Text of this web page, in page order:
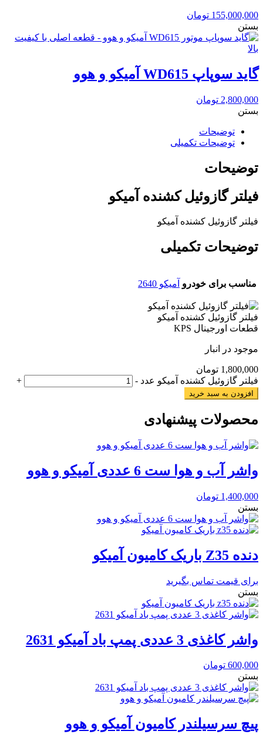
155,000,000 تومان
بستن
گاید سوپاپ WD615 آمیکو و هوو
2,800,000 تومان
بستن
توضیحات
توضیحات تکمیلی
توضیحات
فیلتر گازوئیل کشنده آمیکو
فیلتر گازوئیل کشنده آمیکو
توضیحات تکمیلی
مناسب برای خودرو آمیکو 2640
فیلتر گازوئیل کشنده آمیکو
قطعات اورجینال KPS
موجود در انبار
1,800,000 تومان
فیلتر گازوئیل کشنده آمیکو عدد -
+
افزودن به سبد خرید
محصولات پیشنهادی
واشر آب و هوا ست 6 عددی آمیکو و هوو
1,400,000 تومان
بستن
دنده Z35 باریک کامیون آمیکو
برای قیمت تماس بگیرید
بستن
واشر کاغذی 3 عددی پمپ باد آمیکو 2631
600,000 تومان
بستن
پیچ سرسیلندر کامیون آمیکو و هوو